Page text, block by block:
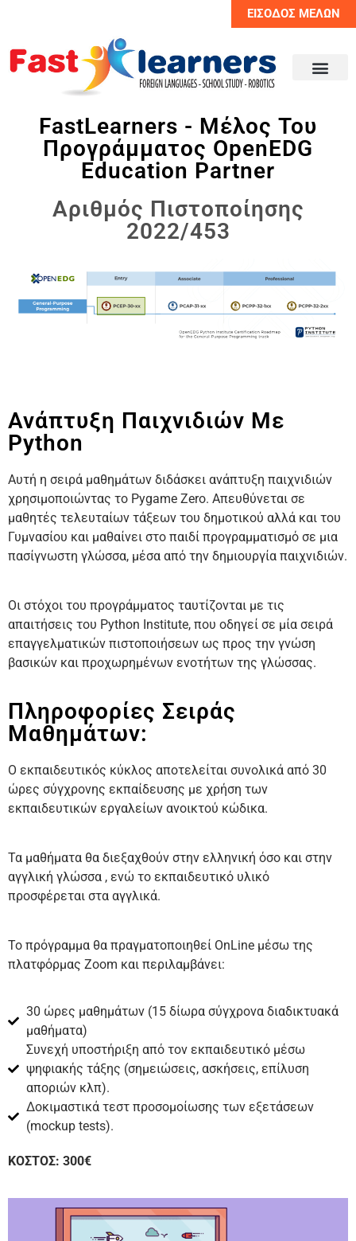
ΕΊΣΟΔΟΣ ΜΕΛΏΝ
FastLearners - Μέλος Του
Προγράμματος OpenEDG
Education Partner
Αριθμός Πιστοποίησης
2022/453
Ανάπτυξη Παιχνιδιών Με
Python
Αυτή η σειρά μαθημάτων διδάσκει ανάπτυξη παιχνιδιών
χρησιμοποιώντας το Pygame Zero. Απευθύνεται σε
μαθητές τελευταίων τάξεων του δημοτικού αλλά και του
Γυμνασίου και μαθαίνει στο παιδί προγραμματισμό σε μια
πασίγνωστη γλώσσα, μέσα από την δημιουργία παιχνιδιών.
Οι στόχοι του προγράμματος ταυτίζονται με τις
απαιτήσεις του Python Institute, που οδηγεί σε μία σειρά
επαγγελματικών πιστοποιήσεων ως προς την γνώση
βασικών και προχωρημένων ενοτήτων της γλώσσας.
Πληροφορίες Σειράς
Μαθημάτων:
Ο εκπαιδευτικός κύκλος αποτελείται συνολικά από 30
ώρες σύγχρονης εκπαίδευσης με χρήση των
εκπαιδευτικών εργαλείων ανοικτού κώδικα.
Τα μαθήματα θα διεξαχθούν στην ελληνική όσο και στην
αγγλική γλώσσα , ενώ το εκπαιδευτικό υλικό
προσφέρεται στα αγγλικά.
Το πρόγραμμα θα πραγματοποιηθεί OnLine μέσω της
πλατφόρμας Zoom και περιλαμβάνει:
30 ώρες μαθημάτων (15 δίωρα σύγχρονα διαδικτυακά
μαθήματα)
Συνεχή υποστήριξη από τον εκπαιδευτικό μέσω
ψηφιακής τάξης (σημειώσεις, ασκήσεις, επίλυση
αποριών κλπ).
Δοκιμαστικά τεστ προσομοίωσης των εξετάσεων
(mockup tests).
ΚΟΣΤΟΣ: 300€